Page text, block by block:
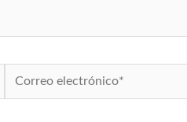
Correo
electrónico*